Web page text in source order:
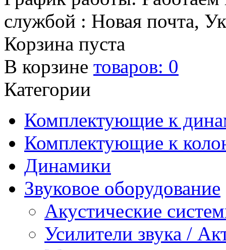
службой : Новая почта,
Корзина пуста
В корзине товаров: 0
Категории
Комплектующие к
Комплектующие к
Динамики
Звуковое оборудование
Акустические
Усилители звука /